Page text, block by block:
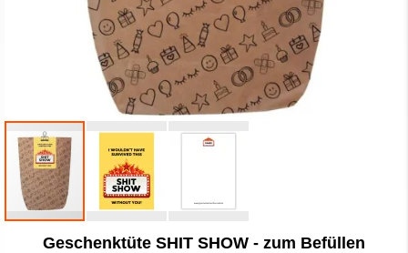
Geschenktüte SHIT SHOW - zum Befüllen